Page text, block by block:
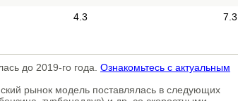
4.3 7.3
до 2019-го года. Ознакомьтесь с актуальным
рынок модель поставлялась в следующих